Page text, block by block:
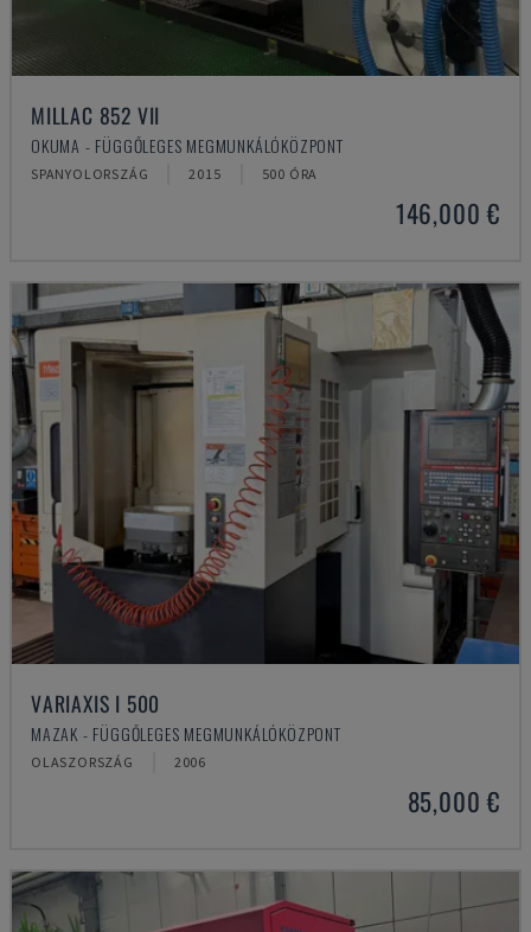
MILLAC 852 VII
OKUMA - FÜGGŐLEGES MEGMUNKÁLÓKÖZPONT
SPANYOLORSZÁG 2015 500 ÓRA
146,000 €
VARIAXIS I 500
MAZAK - FÜGGŐLEGES MEGMUNKÁLÓKÖZPONT
OLASZORSZÁG 2006
85,000 €